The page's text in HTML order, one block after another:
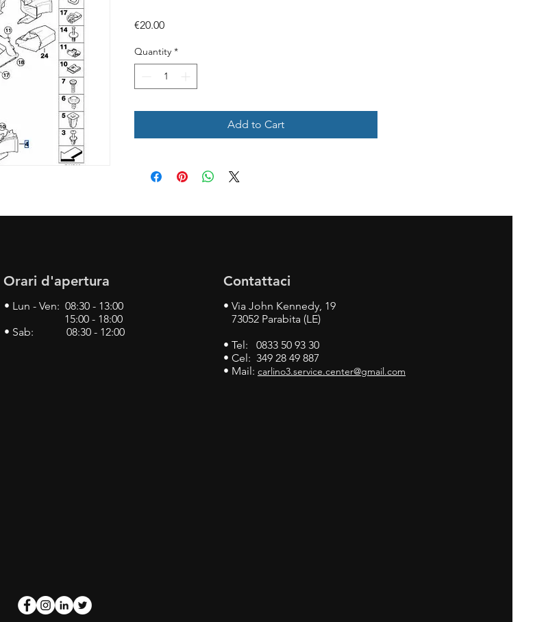
€20.00Price
Quantity *
Add to Cart
Orari d'apertura
• Lun - Ven: 08:30 - 13:00
15:00 - 18:00
• Sab: 08:30 - 12:00
Contattaci
• Via John Kennedy, 19
73052 Parabita (LE)
• Tel: 0833 50 93 30
• Cel: 349 28 49 887
• Mail: carlino3.service.center@gmail.com